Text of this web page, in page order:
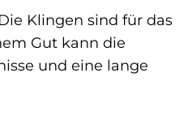
Klingen sind für das
Gut kann die
und eine lange